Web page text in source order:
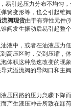
易引起压力分布不均匀
簧变形等，也会引起锥
阀现货由于有弹性元件(
阀发生振动后易引起整
液中，或者在油液压力
高压区时，受到压缩，
体积这种急速改变的现
式溢流阀的导阀口和主
压回路的压力急骤下降
产生液压冲击所致在卸